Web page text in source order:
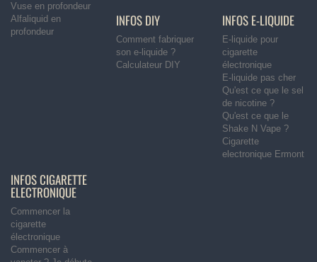
Vuse en profondeur
Alfaliquid en
profondeur
INFOS DIY
Comment fabriquer
son e-liquide ?
Calculateur DIY
INFOS E-LIQUIDE
E-liquide pour
cigarette
électronique
E-liquide pas cher
Qu'est ce que le sel
de nicotine ?
Qu'est ce que le
Shake N Vape ?
Cigarette
electronique Ermont
INFOS CIGARETTE
ELECTRONIQUE
Commencer la
cigarette
électronique
Commencer à